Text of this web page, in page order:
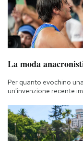
Regala il Post
Hai bisogno di
Esci
La moda
Per quanto evochino
un'invenzione recente